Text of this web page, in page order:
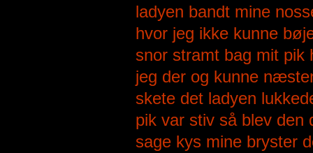
ladyen bandt mine
hvor jeg ikke kunne
snor stramt bag mit pik
jeg der og kunne
skete det ladyen
pik var stiv så blev den
sage kys mine bryster